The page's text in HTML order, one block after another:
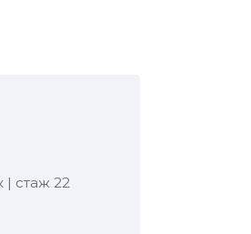
стаж 22